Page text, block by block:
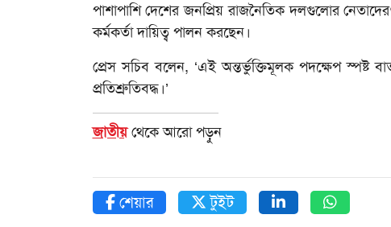
পাশাপাশি দেশের জনপ্রিয় রাজনৈতিক দলগুলোর
কর্মকর্তা দায়িত্ব পালন করছেন।
প্রেস সচিব বলেন, ‘এই অন্তর্ভুক্তিমূলক পদক্ষেপ স্পষ্ট
প্রতিশ্রুতিবদ্ধ।’
জাতীয়থেকে আরো পড়ুন
শেয়ার টুইট